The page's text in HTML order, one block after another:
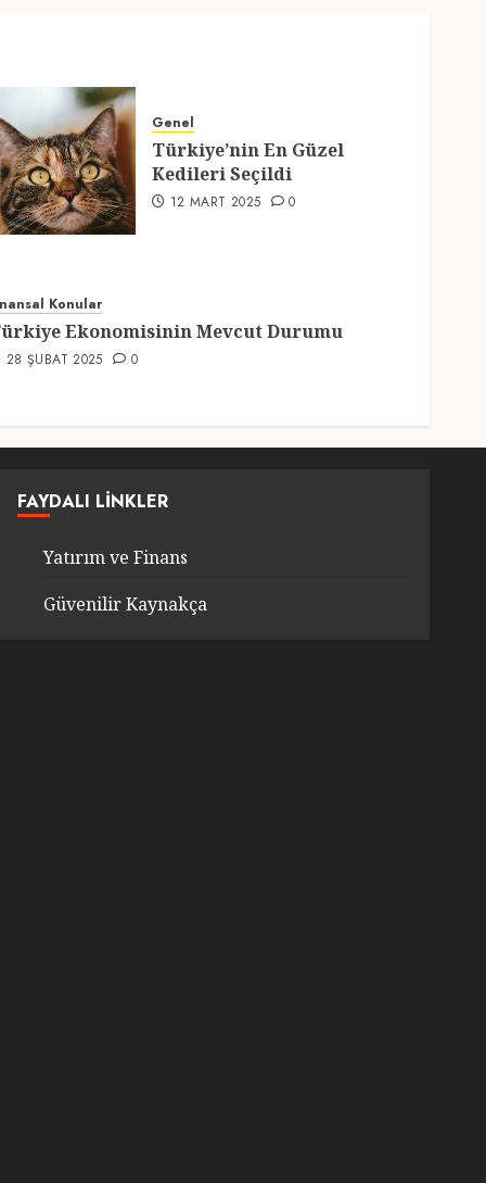
Genel
Ramazan Ayı 2025:
Manevi Atmosfer ve Özel
Hazırlıklar
Genel
Türkiye’nin En Güzel
Kedileri Seçildi
12 MART 2025 0
Konular
Ekonomisinin Mevcut Durumu
28 ŞUBAT 2025 0
FAYDALI LINKLER
Yatırım ve Finans
Güvenilir Kaynakça